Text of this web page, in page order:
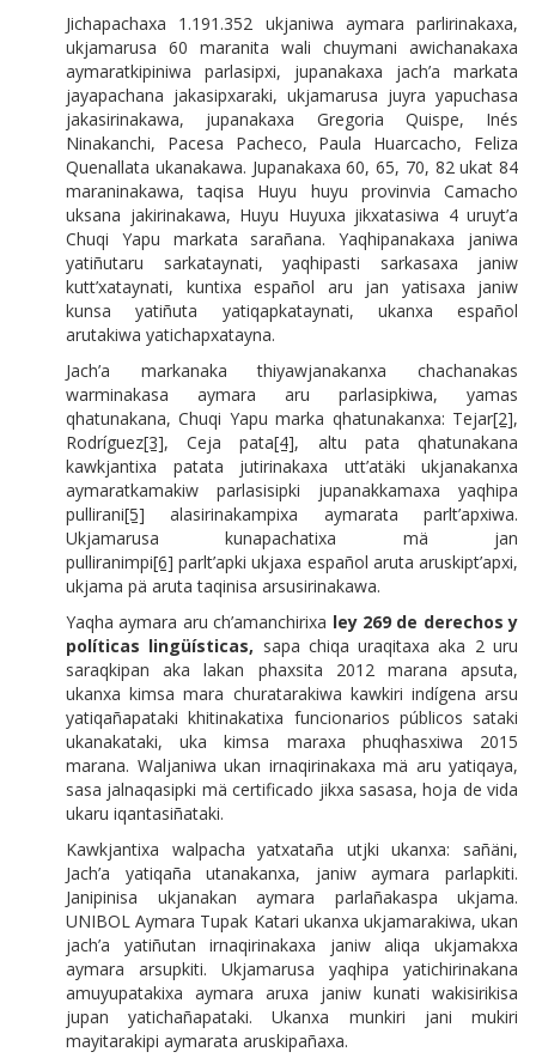
Jichapachaxa 1.191.352 ukjaniwa aymara parlirinakaxa,
ukjamarusa 60 maranita wali chuymani awichanakaxa
aymaratkipiniwa parlasipxi, jupanakaxa jach’a markata
jayapachana jakasipxaraki, ukjamarusa juyra yapuchasa
jakasirinakawa, jupanakaxa Gregoria Quispe, Inés
Ninakanchi, Pacesa Pacheco, Paula Huarcacho, Feliza
Quenallata ukanakawa. Jupanakaxa 60, 65, 70, 82 ukat 84
maraninakawa, taqisa Huyu huyu provinvia Camacho
uksana jakirinakawa, Huyu Huyuxa jikxatasiwa 4 uruyt’a
Chuqi Yapu markata sarañana. Yaqhipanakaxa janiwa
yatiñutaru sarkataynati, yaqhipasti sarkasaxa janiw
kutt’xataynati, kuntixa español aru jan yatisaxa janiw
kunsa yatiñuta yatiqapkataynati, ukanxa español
arutakiwa yatichapxatayna.
Jach’a markanaka thiyawjanakanxa chachanakas
warminakasa aymara aru parlasipkiwa, yamas
qhatunakana, Chuqi Yapu marka qhatunakanxa: Tejar[2],
Rodríguez[3], Ceja pata[4], altu pata qhatunakana
kawkjantixa patata jutirinakaxa utt’atäki ukjanakanxa
aymaratkamakiw parlasisipki jupanakkamaxa yaqhipa
pullirani[5] alasirinakampixa aymarata parlt’apxiwa.
Ukjamarusa kunapachatixa mä jan
pulliranimpi[6] parlt’apki ukjaxa español aruta aruskipt’apxi,
ukjama pä aruta taqinisa arsusirinakawa.
Yaqha aymara aru ch’amanchirixa ley 269 de derechos y
políticas lingüísticas, sapa chiqa uraqitaxa aka 2 uru
saraqkipan aka lakan phaxsita 2012 marana apsuta,
ukanxa kimsa mara churatarakiwa kawkiri indígena arsu
yatiqañapataki khitinakatixa funcionarios públicos sataki
ukanakataki, uka kimsa maraxa phuqhasxiwa 2015
marana. Waljaniwa ukan irnaqirinakaxa mä aru yatiqaya,
sasa jalnaqasipki mä certificado jikxa sasasa, hoja de vida
ukaru iqantasiñataki.
Kawkjantixa walpacha yatxataña utjki ukanxa: sañäni,
Jach’a yatiqaña utanakanxa, janiw aymara parlapkiti.
Janipinisa ukjanakan aymara parlañakaspa ukjama.
UNIBOL Aymara Tupak Katari ukanxa ukjamarakiwa, ukan
jach’a yatiñutan irnaqirinakaxa janiw aliqa ukjamakxa
aymara arsupkiti. Ukjamarusa yaqhipa yatichirinakana
amuyupatakixa aymara aruxa janiw kunati wakisirikisa
jupan yatichañapataki. Ukanxa munkiri jani mukiri
mayitarakipi aymarata aruskipañaxa.